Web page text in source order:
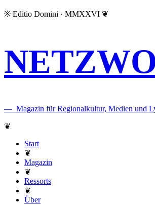
※ Editio Domini · MMXXVI ❦
— Magazin für Regionalkultur, Medien und
❦
Start
❦
Magazin
❦
Ressorts
❦
Über